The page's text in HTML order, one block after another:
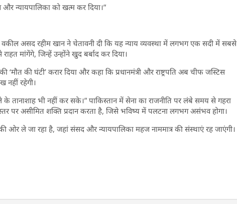
और न्यायपालिका को खत्म कर दिया।”
वकील असद रहीम खान ने चेतावनी दी कि यह न्याय व्यवस्था में लगभग एक सदी में सबसे
मांगेंगे, जिन्हें उन्होंने खुद बर्बाद कर दिया।
की घंटी’ करार दिया और कहा कि प्रधानमंत्री और राष्ट्रपति अब चीफ जस्टिस
रहेगी।
तानाशाह भी नहीं कर सके।” पाकिस्तान में सेना का राजनीति पर लंबे समय से गहरा
पर असीमित शक्ति प्रदान करता है, जिसे भविष्य में पलटना लगभग असंभव होगा।
ले जा रहा है, जहां संसद और न्यायपालिका महज नाममात्र की संस्थाएं रह जाएंगी।